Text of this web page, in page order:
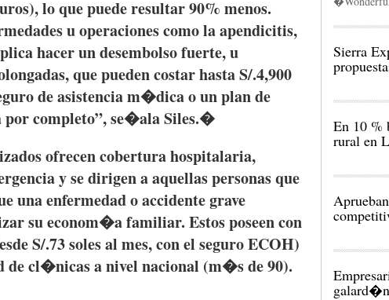
), loquepuederesultar90% menos.
uoperacionescomolaapendicitis,
hacerundesembolsofuerte, u
,quepuedencostarhastaS/.4,900
deasistenciam�dicao un plan de
porcompleto”,se�alaSiles.�
ofrecencoberturahospitalaria,
y sedirigenaaquellaspersonasque
unaenfermedadoaccidentegrave
sueconom�afamiliar. Estosposeencon
S/.73 soles al mes, con el seguroECOH)
decl�nicasanivel nacional (m�sde 90).
Sierra
En 10 %
rural en